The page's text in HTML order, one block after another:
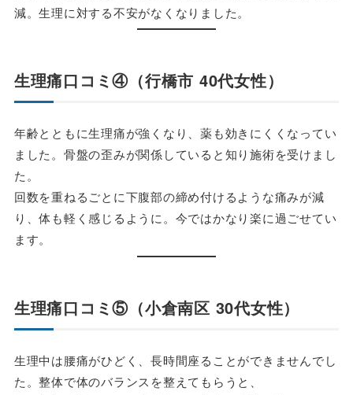
減。生理に対する不安がなくなりました。
生理痛口コミ④（行橋市 40代女性）
年齢とともに生理痛が強くなり、薬も効きにくくなってい
ました。骨盤の歪みが関係していると知り施術を受けまし
た。
回数を重ねるごとに下腹部の締め付けるような痛みが減
り、体も軽く感じるように。今ではかなり楽に過ごせてい
ます。
生理痛口コミ⑤（小倉南区 30代女性）
生理中は腰痛がひどく、長時間座ることができませんでし
た。整体で体のバランスを整えてもらうと、